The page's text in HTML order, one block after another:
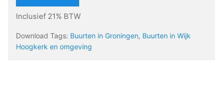
Inclusief 21% BTW
Download Tags: Buurten in Groningen, Buurten in Wijk
Hoogkerk en omgeving